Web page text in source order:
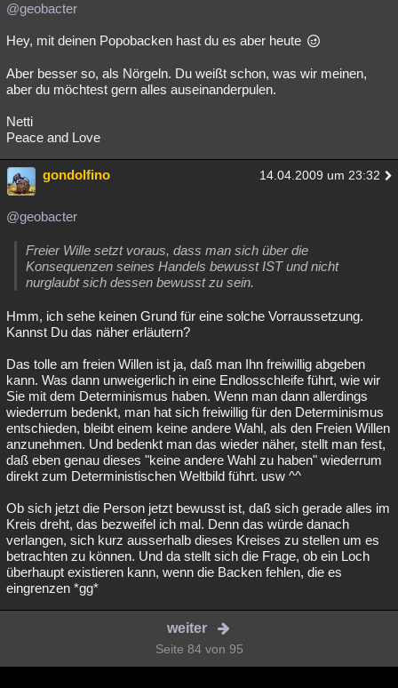
@geobacter
Hey, mit deinen Popobacken hast du es aber heute
Aber besser so, als Nörgeln. Du weißt schon, was wir meinen,
aber du möchtest gern alles auseinanderpulen.
Netti
Peace and Love
gondolfino 14.04.2009 um 23:32
@geobacter
Freier Wille setzt voraus, dass man sich über die
Konsequenzen seines Handels bewusst IST und nicht
nurglaubt sich dessen bewusst zu sein.
Hmm, ich sehe keinen Grund für eine solche Vorraussetzung.
Kannst Du das näher erläutern?
Das tolle am freien Willen ist ja, daß man Ihn freiwillig abgeben
kann. Was dann unweigerlich in eine Endlosschleife führt, wie wir
Sie mit dem Determinismus haben. Wenn man dann allerdings
wiederrum bedenkt, man hat sich freiwillig für den Determinismus
entschieden, bleibt einem keine andere Wahl, als den Freien Willen
anzunehmen. Und bedenkt man das wieder näher, stellt man fest,
daß eben genau dieses "keine andere Wahl zu haben" wiederrum
direkt zum Deterministischen Weltbild führt. usw ^^
Ob sich jetzt die Person jetzt bewusst ist, daß sich gerade alles im
Kreis dreht, das bezweifel ich mal. Denn das würde danach
verlangen, sich kurz ausserhalb dieses Kreises zu stellen um es
betrachten zu können. Und da stellt sich die Frage, ob ein Loch
überhaupt existieren kann, wenn die Backen fehlen, die es
eingrenzen *gg*
weiter
Seite 84 von 95